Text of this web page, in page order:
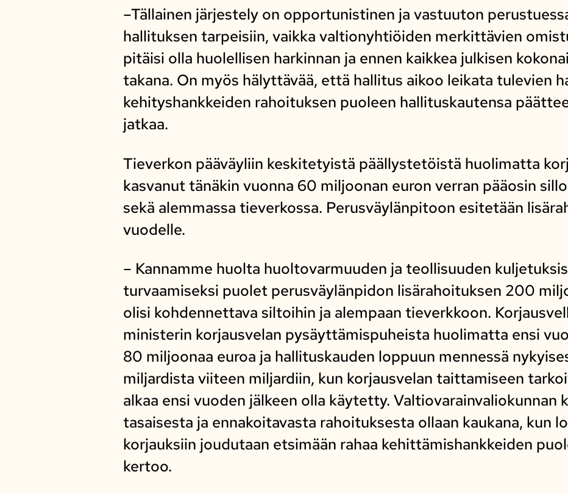
–Tällainen järjestely on opportunistinen ja vastuuton
hallituksen tarpeisiin, vaikka valtionyhtiöiden merkittävien
pitäisi olla huolellisen harkinnan ja ennen kaikkea julkisen
takana. On myös hälyttävää, että hallitus aikoo leikata tulevien
kehityshankkeiden rahoituksen puoleen hallituskautensa
jatkaa.
Tieverkon pääväyliin keskitetyistä päällystetöistä huolimatta
kasvanut tänäkin vuonna 60 miljoonan euron verran pääosin
sekä alemmassa tieverkossa. Perusväylänpitoon esitetään
vuodelle.
– Kannamme huolta huoltovarmuuden ja teollisuuden
turvaamiseksi puolet perusväylänpidon lisärahoituksen 200
olisi kohdennettava siltoihin ja alempaan tieverkkoon.
ministerin korjausvelan pysäyttämispuheista huolimatta ensi
80 miljoonaa euroa ja hallituskauden loppuun mennessä
miljardista viiteen miljardiin, kun korjausvelan taittamiseen
alkaa ensi vuoden jälkeen olla käytetty. Valtiovarainvaliokunnan
tasaisesta ja ennakoitavasta rahoituksesta ollaan kaukana, kun
korjauksiin joudutaan etsimään rahaa kehittämishankkeiden
kertoo.